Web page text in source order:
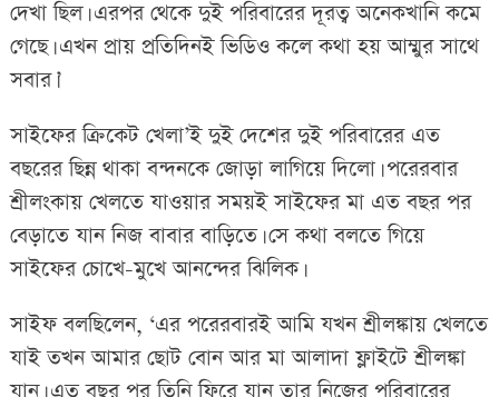
দেখা ছিল। এরপর থেকে দুই পরিবারের দূরত্ব অনেকখানি কমে
গেছে। এখন প্রায় প্রতিদিনই ভিডিও কলে কথা হয় আম্মুর সাথে
সবার।’
সাইফের ক্রিকেট খেলা’ই দুই দেশের দুই পরিবারের এত
বছরের ছিন্ন থাকা বন্দনকে জোড়া লাগিয়ে দিলো। পরেরবার
শ্রীলংকায় খেলতে যাওয়ার সময়ই সাইফের মা এত বছর পর
বেড়াতে যান নিজ বাবার বাড়িতে। সে কথা বলতে গিয়ে
সাইফের চোখে-মুখে আনন্দের ঝিলিক।
সাইফ বলছিলেন, ‘এর পরেরবারই আমি যখন শ্রীলঙ্কায় খেলতে
যাই তখন আমার ছোট বোন আর মা আলাদা ফ্লাইটে শ্রীলঙ্কা